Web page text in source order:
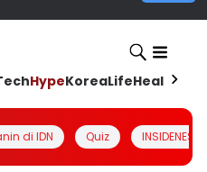
HypeKoreaLifeHealth
di IDN Quiz INSIDENESIA